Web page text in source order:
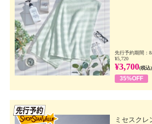
先行予約期間：
¥5,720
¥3,700(税込)
35%OFF
ミセスクレ